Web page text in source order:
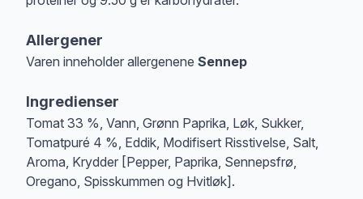
Allergener
Varen inneholder allergenene Sennep
Ingredienser
Tomat 33 %, Vann, Grønn Paprika, Løk, Sukker,
Tomatpuré 4 %, Eddik, Modifisert Risstivelse, Salt,
Aroma, Krydder [Pepper, Paprika, Sennepsfrø,
Oregano, Spisskummen og Hvitløk].